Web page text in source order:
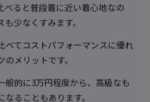
べると普段着に近い着心地なの
少なくすみます。
べてコストパフォーマンスに優れ
メリットです。
般的に3万円程度から、高級なも
ることもあります。